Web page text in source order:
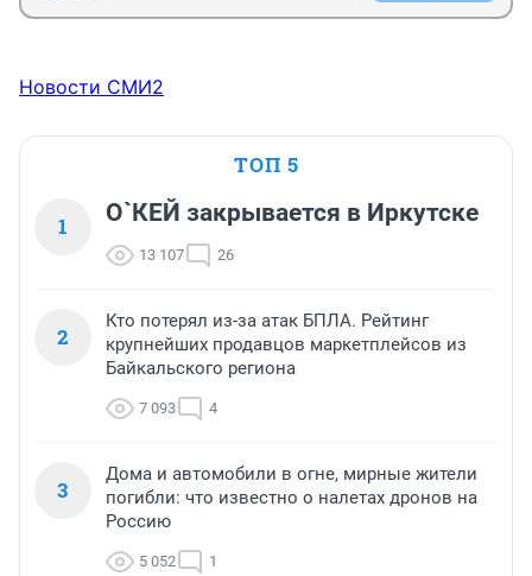
Новости СМИ2
ТОП 5
1 О`КЕЙ закрывается в Иркутске
13 107 26
2
Кто потерял из-за атак БПЛА. Рейтинг
крупнейших продавцов маркетплейсов из
Байкальского региона
7 093 4
3
Дома и автомобили в огне, мирные жители
погибли: что известно о налетах дронов на
Россию
5 052 1